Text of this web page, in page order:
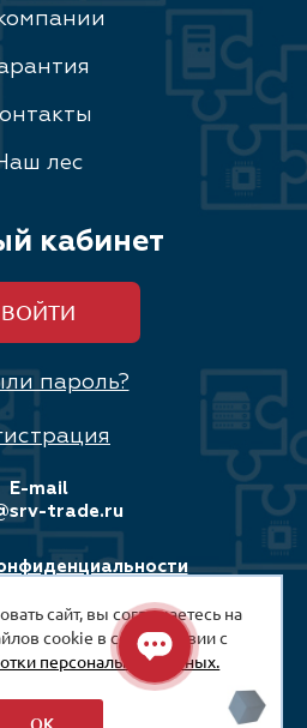
лес
кабинет
ВОЙТИ
пароль?
E-mail
trade.ru
персональных данных
2026
Трейд»
сайт, вы соглашаетесь на
cookie в соответствии с
персональных данных.